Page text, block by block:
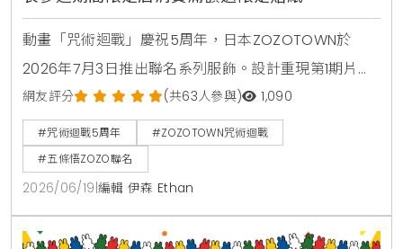
動畫「咒術迴戰」慶祝5周年，日本ZOZOTOWN於
2026年7月3日推出聯名系列服飾。設計重現第1期片尾
曲的時髦街頭風格，推出連帽衫，T恤及側背包等22款
日常單品。東京表參道同步舉辦期間限定店，提供限定
貼紙滿額贈。
網友評分 (共63人參與) 1,090
#咒術迴戰5周年
#ZOZOTOWN咒術迴戰
#五條悟ZOZO聯名
2026/06/19 編輯 伊森 Ethan